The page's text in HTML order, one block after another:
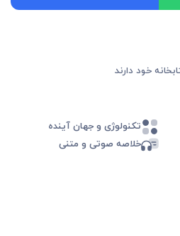
خود دارند
تکنولوژی و جهان آینده
خلاصه صوتی و متنی